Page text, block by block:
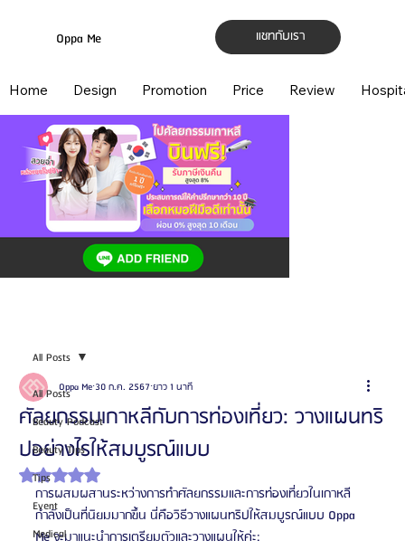
แชทกับเรา
Oppa Me
Home Design Promotion Price Review
All Posts
Beauty Podcast
Beauty Tips
Tips
Event
Medical
All Posts
ศัลยกรรมเกาหลีกับการท่องเที่ยว: วางแผนทริ
ปอย่างไรให้สมบูรณ์แบบ
Oppa Me 30 ก.ค. 2567 ยาว 1 นาที
ได้รับ NaN เต็ม 5 ดาว
การผสมผสานระหว่างการทำศัลยกรรมและการท่องเที่ยวในเกาหลี
กำลังเป็นที่นิยมมากขึ้น นี่คือวิธีวางแผนทริปให้สมบูรณ์แบบ Oppa
Me จะมาแนะนำการเตรียมตัวและวางแผนให้ค่ะ: